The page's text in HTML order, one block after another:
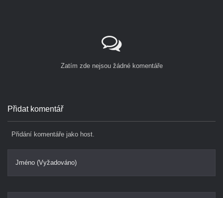
Zatím zde nejsou žádné komentáře
Přidat komentář
Přidání komentáře jako host.
Jméno (Vyžadováno)